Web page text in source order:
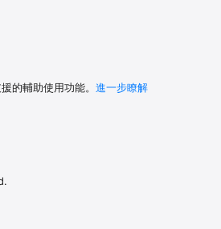
的輔助使用功能。 進一步瞭解